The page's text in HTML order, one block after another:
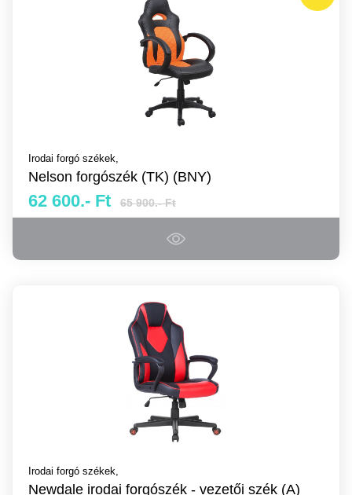
Irodai forgó székek,
Nelson forgószék (TK) (BNY)
62 600.- Ft 65 900.- Ft
Irodai forgó székek,
Newdale irodai forgószék - vezetői szék (A)